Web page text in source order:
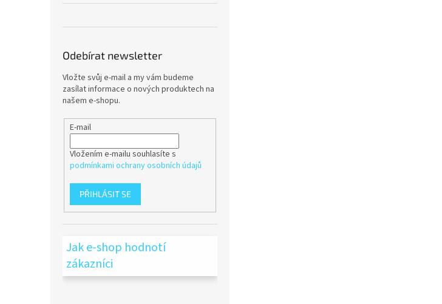
Odebírat newsletter
Vložte svůj e-mail a my vám budeme
zasílat informace o nových produktech na
našem e-shopu.
E-mail
Vložením e-mailu souhlasíte s
podmínkami ochrany osobních údajů
PŘIHLÁSIT SE
Jak e-shop hodnotí
zákazníci